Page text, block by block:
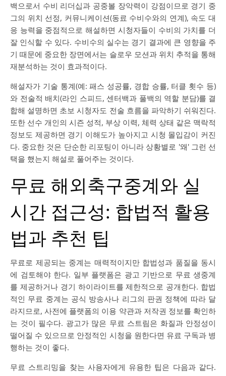
백으로서 수비 리더십과 공중볼 장악력이 강점이므로 경기 중
그의 위치 선정, 커뮤니케이션(동료 수비수와의 연계), 속도 대
응 능력을 중점적으로 해설하면 시청자들이 수비의 가치를 더
잘 인식할 수 있다. 수비수의 실수는 경기 결과에 큰 영향을 주
기 때문에 중요한 장면에서는 슬로우 모션과 위치 추적을 통해
재분석하는 것이 효과적이다.
해설자가 기술 통계(예: 패스 성공률, 경합 승률, 터클 횟수 등)
와 전술적 배치(라인 스피드, 센터백과 풀백의 역할 분담)를 결
합해 설명하면 초보 시청자도 전술 흐름을 파악하기 쉬워진다.
또한 선수 개인의 시즌 성적, 부상 이력, 체력 상태 같은 맥락적
정보도 제공하면 경기 이해도가 높아지고 시청 몰입감이 커진
다. 중요한 것은 단순한 리포팅이 아니라 상황별로 '왜' 그런 선
택을 했는지 해설로 풀어주는 것이다.
무료 해외축구중계와 실
시간 접근성: 합법적 활용
법과 추천 팁
무료로 제공되는 중계는 매력적이지만 합법성과 품질을 동시
에 검토해야 한다. 일부 플랫폼은 광고 기반으로 무료 생중계
를 제공하거나 경기 하이라이트를 제한적으로 공개한다. 합법
적인 무료 중계는 공식 방송사나 리그의 판권 정책에 따라 달
라지므로, 사전에 플랫폼의 이용 약관과 저작권 정보를 확인하
는 것이 필수다. 광고가 많은 무료 스트림은 화질과 안정성이
떨어질 수 있으므로 안정적인 시청을 원한다면 유료 구독과 병
행하는 것이 좋다.
무료 스트리밍을 찾는 사용자에게 유용한 팁은 다음과 같다.